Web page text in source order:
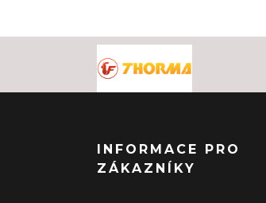
INFORMACE PRO
ZÁKAZNÍKY